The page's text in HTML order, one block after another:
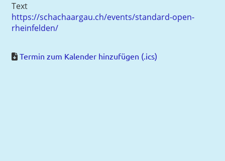
Text
https://schachaargau.ch/events/standard-open-
rheinfelden/
Termin zum Kalender hinzufügen (.ics)